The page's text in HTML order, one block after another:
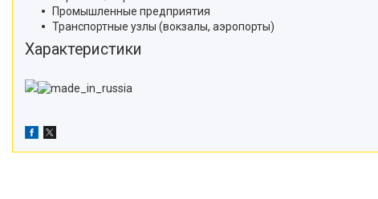
Промышленные предприятия
Транспортные узлы (вокзалы, аэропорты)
Характеристики